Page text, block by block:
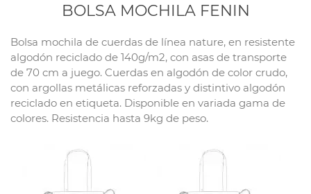
BOLSA MOCHILA FENIN
Bolsa mochila de cuerdas de línea nature, en resistente
algodón reciclado de 140g/m2, con asas de transporte
de 70 cm a juego. Cuerdas en algodón de color crudo,
con argollas metálicas reforzadas y distintivo algodón
reciclado en etiqueta. Disponible en variada gama de
colores. Resistencia hasta 9kg de peso.